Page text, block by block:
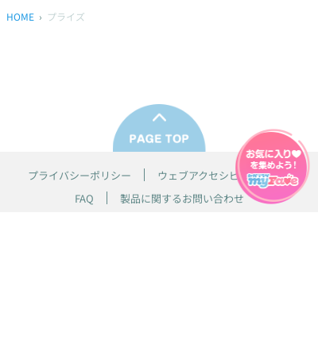
HOME プライズ
プライバシーポリシー
ウェブアクセシビリティ方針
FAQ
製品に関するお問い合わせ